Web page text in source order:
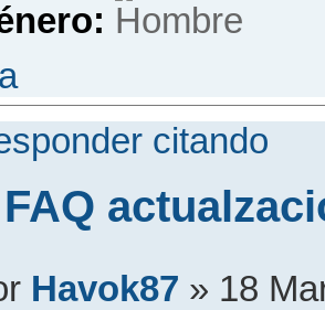
citando
Havok87 » 18